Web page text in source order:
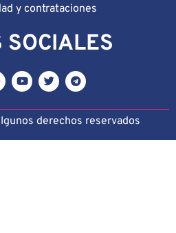
y contrataciones
SOCIALES
derechos reservados